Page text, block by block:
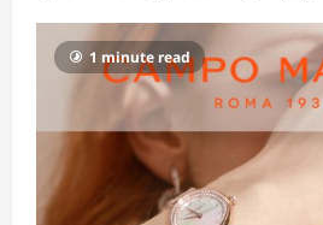
1 minute read